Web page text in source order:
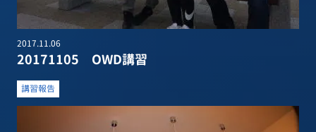
2017.11.06
20171105 OWD講習
講習報告